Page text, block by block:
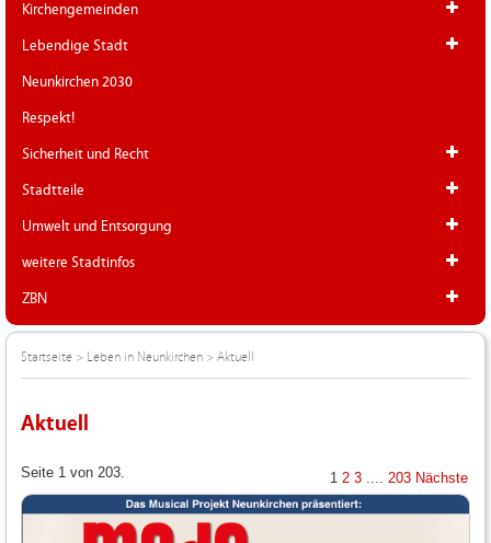
Kirchengemeinden
Lebendige Stadt
Neunkirchen 2030
Respekt!
Sicherheit und Recht
Stadtteile
Umwelt und Entsorgung
weitere Stadtinfos
ZBN
Startseite > Leben in Neunkirchen > Aktuell
Aktuell
Seite 1 von 203. 1 2 3 203 Nächste